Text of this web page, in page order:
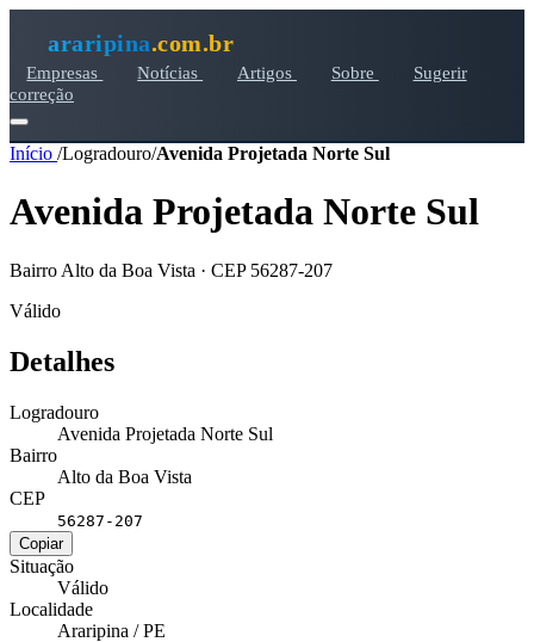
araripina.com.br
Empresas Notícias Artigos Sobre
Sugerir
correção
Início /Logradouro/Avenida Projetada Norte Sul
Avenida Projetada Norte Sul
Bairro Alto da Boa Vista · CEP 56287-207
Válido
Detalhes
Logradouro
Avenida Projetada Norte Sul
Bairro
Alto da Boa Vista
CEP
56287-207
Copiar
Situação
Válido
Localidade
Araripina / PE